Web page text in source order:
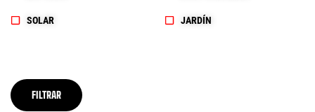
SOLAR JARDÍN
FILTRAR